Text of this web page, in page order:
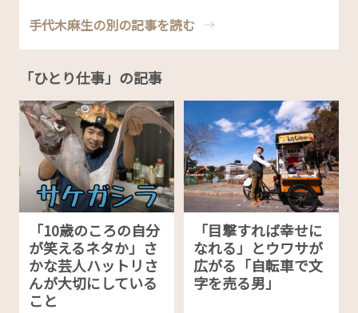
手代木麻生の別の記事を読む
「ひとり仕事」の記事
「10歳のころの自分
が笑えるネタか」さ
かな芸人ハットリさ
んが大切にしている
こと
「目撃すれば幸せに
なれる」とウワサが
広がる「自転車で文
字を売る男」